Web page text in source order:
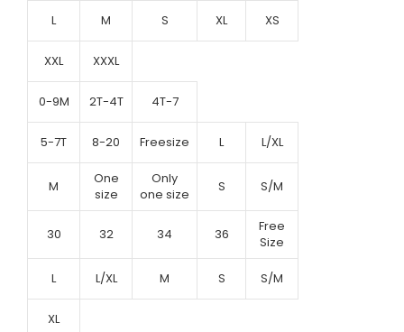
L M S XL XS
XXL XXXL
0-9M 2T-4T 4T-7
5-7T 8-20 Freesize L L/XL
M
One
size
Only
one size
S S/M
30 32 34 36
Free
Size
L L/XL M S S/M
XL